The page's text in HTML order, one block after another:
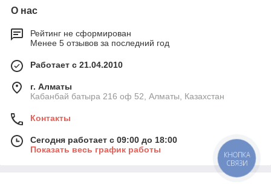
О нас
Рейтинг не сформирован
Менее 5 отзывов за последний год
Работает с 21.04.2010
г. Алматы
Кабанбай батыра 216 оф 52, Алматы, Казахстан
Контакты
Сегодня работает с 09:00 до 18:00
Показать весь график работы
КНОПКА
СВЯЗИ